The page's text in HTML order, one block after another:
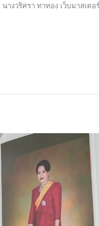
างวริศรา ทาทอง เว็บมาสเ